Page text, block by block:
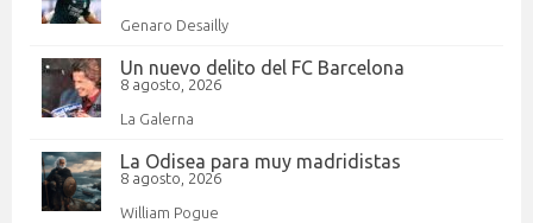
Genaro Desailly
Un nuevo delito del FC Barcelona
8 agosto, 2026
La Galerna
La Odisea para muy madridistas
8 agosto, 2026
William Pogue